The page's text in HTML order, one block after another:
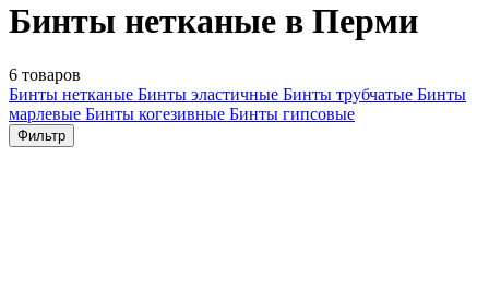
Бинты нетканые в Перми
6 товаров
Бинты нетканые Бинты эластичные Бинты трубчатые Бинты
марлевые Бинты когезивные Бинты гипсовые
Фильтр